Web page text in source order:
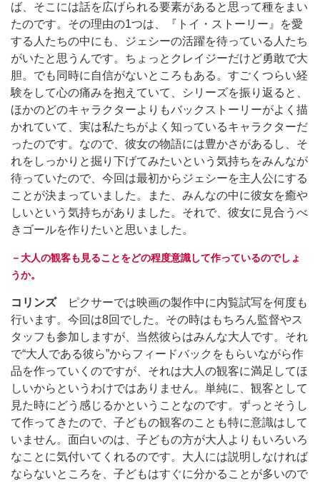
ば、そこには話を広げられる要素があると思って種をまい
たのです。その理由の1つは、『トイ・ストーリー』を愛
する人たちの中にも、ジェシーの活躍を待っている人たち
がいたと思うんです。ちょっとクレイジーだけど勇敢で大
胆。でも同時に自信がないところもある。すごくつらい経
験をして心の痛みを抱えていて、シリーズを振り返ると、
ほかのどのキャラクターよりもバックストーリーがよく描
かれていて、実は私たちがよく知っているキャラクターだ
ったのです。なので、彼女の物語には豊かさがあるし、そ
れをしっかりと掘り下げてみたいという気持ちをみんなが
待っていたので、今回は最初からジェシーを主人公にする
ことが決まっていました。また、みんなの中に彼女を癒や
しいという気持ちがありました。それで、彼女に見合うべ
きゴールを作りたいと思いました。
－大人の観客も見ることをどの程度意識して作っているのでしょ
うか。
コリンズピクサーでは映画の製作中に内覧試写を何度も
行います。今回は8回でした。その時はもちろん監督やス
タッフも参加しますが、当然彼らはみんな大人です。それ
で“大人である彼ら”からフィードバックをもらいながら作
品を作っていくのですが、それは大人の観客に満足してほ
しいからというわけではありません。単純に、観客として
見た時にどう感じるかということなのです。ずっとそうし
て作ってきたので、子どもの観客のことも特に意識はして
いません。面白いのは、子どもの方が大人よりもいろいろ
なことに気付いてくれるのです。大人には説明しなければ
ならないところを、子どもはすぐに分かることが多いので